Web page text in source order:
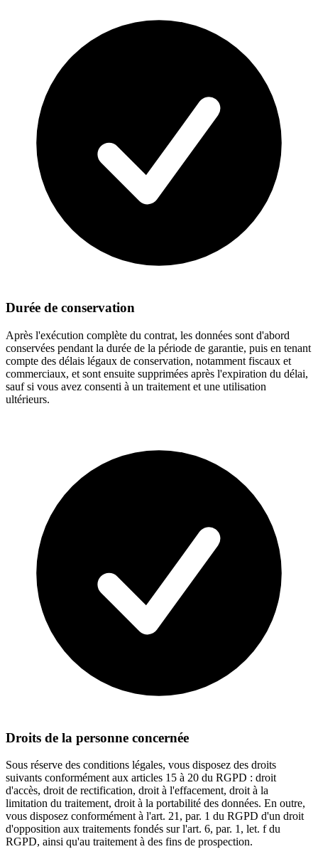
Durée de conservation
Après l'exécution complète du contrat, les données sont d'abord
conservées pendant la durée de la période de garantie, puis en tenant
compte des délais légaux de conservation, notamment fiscaux et
commerciaux, et sont ensuite supprimées après l'expiration du délai,
sauf si vous avez consenti à un traitement et une utilisation
ultérieurs.
Droits de la personne concernée
Sous réserve des conditions légales, vous disposez des droits
suivants conformément aux articles 15 à 20 du RGPD : droit
d'accès, droit de rectification, droit à l'effacement, droit à la
limitation du traitement, droit à la portabilité des données. En outre,
vous disposez conformément à l'art. 21, par. 1 du RGPD d'un droit
d'opposition aux traitements fondés sur l'art. 6, par. 1, let. f du
RGPD, ainsi qu'au traitement à des fins de prospection.